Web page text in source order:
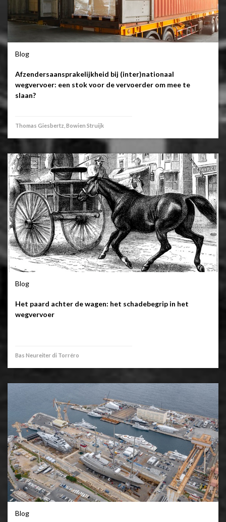
Blog
Afzendersaansprakelijkheid bij (inter)nationaal
wegvervoer: een stok voor de vervoerder om mee te
slaan?
Thomas Giesbertz, Bowien Struijk
Blog
Het paard achter de wagen: het schadebegrip in het
wegvervoer
Bas Neureiter di Torréro
Blog